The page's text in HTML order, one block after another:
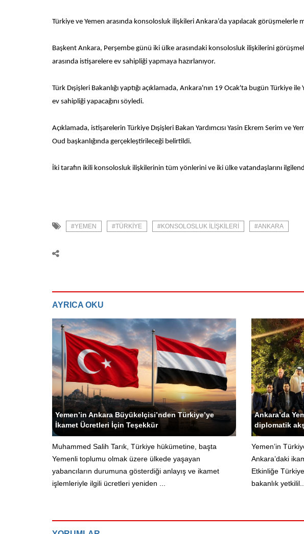
Türkiye ve Yemen arasında konsolosluk ilişkileri Ankara’da yapılacak görüşmelerle
Başkent Ankara, Perşembe günü iki ülke arasındaki konsolosluk ilişkilerini
arasında istişarelere ev sahipliği yapmaya hazırlanıyor.
Türk Dışişleri Bakanlığı yaptığı açıklamada, Ankara'nın 19 Ocak'ta bugün Türkiye
ev sahipliği yapacağını söyledi.
Açıklamada, istişarelerin Türkiye Dışişleri Bakan Yardımcısı Yasin Ekrem Serim ve
Oud başkanlığında gerçekleştirileceği belirtildi.
İki tarafın ikili konsolosluk ilişkilerinin tüm yönlerini ve iki ülke vatandaşlarını
#YEMEN #TÜRKIYE #KONSOLOSLUK ILIŞKILERI #ANKARA
AYRICA OKU
Yeni Yemen - Siyasi Editör
Yemen’in Ankara Büyükelçisi’nden Türkiye’ye
İkamet Ücretleri İçin Teşekkür
Muhammed Salih Tarık, Türkiye hükümetine, başta
Yemenli toplumu olmak üzere ülkede yaşayan
yabancıların durumuna gösterdiği anlayış ve ikamet
işlemleriyle ilgili ücretleri yeniden ...
Yeni Yemen -
Ankara’da
diplomatik
Yemen’in
Ankara’daki
Etkinliğe Türkiye
bakanlık yetkilil...